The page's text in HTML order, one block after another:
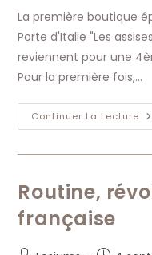
la
publication :
La première boutique
Porte d'Italie "Les
reviennent pour une
Pour la première fois,…
Continuer La Lecture
La
Routine,
française